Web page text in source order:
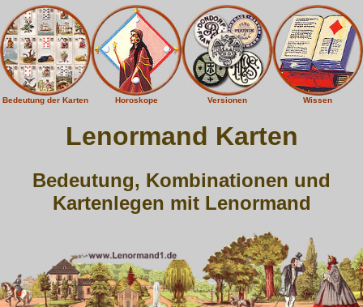
Bedeutung der Karten Horoskope Versionen Wissen
Lenormand Karten
Bedeutung, Kombinationen und
Kartenlegen mit Lenormand